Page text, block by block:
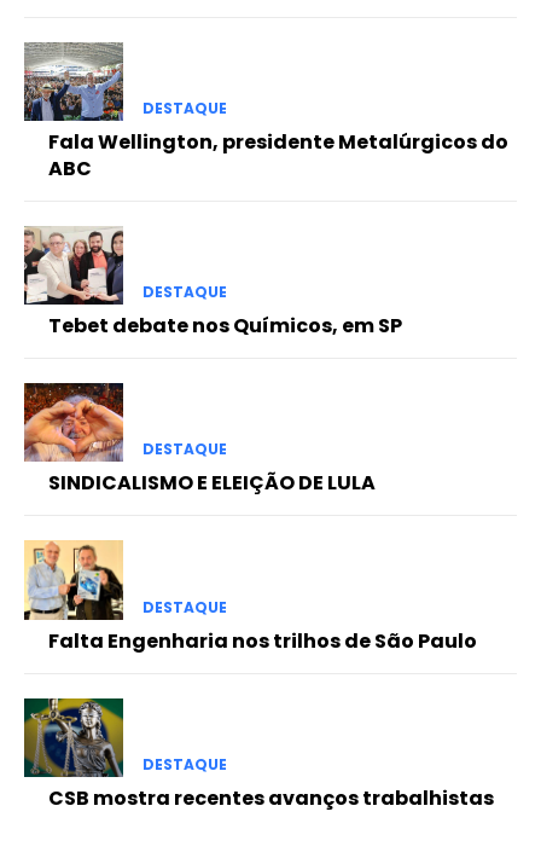
DESTAQUE
Fala Wellington, presidente Metalúrgicos do
ABC
DESTAQUE
Tebet debate nos Químicos, em SP
DESTAQUE
SINDICALISMO E ELEIÇÃO DE LULA
DESTAQUE
Falta Engenharia nos trilhos de São Paulo
DESTAQUE
CSB mostra recentes avanços trabalhistas